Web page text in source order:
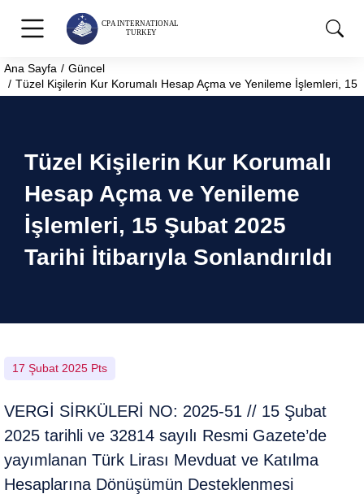
You are here:
Ana Sayfa
Güncel
Tüzel Kişilerin Kur Korumalı Hesap Açma ve Yenileme İşlemleri, 15
Tüzel Kişilerin Kur Korumalı
Hesap Açma ve Yenileme
İşlemleri, 15 Şubat 2025
Tarihi İtibarıyla Sonlandırıldı
17 Şubat 2025 Pts
VERGİ SİRKÜLERİ NO: 2025-51 // 15 Şubat
2025 tarihli ve 32814 sayılı Resmi Gazete’de
yayımlanan Türk Lirası Mevduat ve Katılma
Hesaplarına Dönüşümün Desteklenmesi